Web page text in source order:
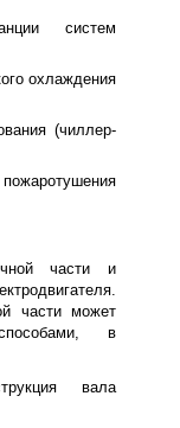
систем
охлаждения
(чиллер-
части и
части может
в
вала